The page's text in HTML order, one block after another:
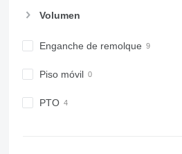
Volumen
Enganche de remolque
Piso móvil
PTO